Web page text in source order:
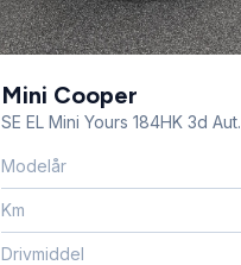
Mini Cooper
SE EL Mini Yours 184HK 3d Aut.
Modelår
Km
Drivmiddel